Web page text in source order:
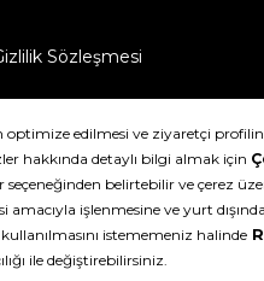
Sözleşmesi